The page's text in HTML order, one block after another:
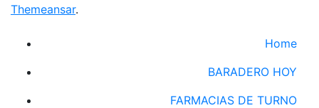
Themeansar.
Home
BARADERO HOY
FARMACIAS DE TURNO